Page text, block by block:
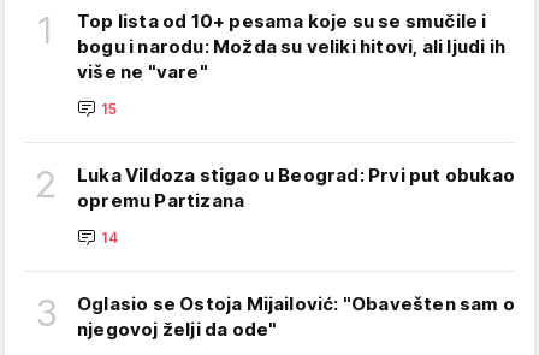
1
Top lista od 10+ pesama koje su se smučile i
bogu i narodu: Možda su veliki hitovi, ali ljudi ih
više ne "vare"
15
2
Luka Vildoza stigao u Beograd: Prvi put obukao
opremu Partizana
14
3
Oglasio se Ostoja Mijailović: "Obavešten sam o
njegovoj želji da ode"